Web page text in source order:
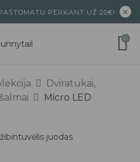
PERKANT UŽ 20€!
0
Dviratukai,
Micro LED